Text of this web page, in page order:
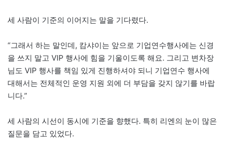
세 사람이 기준의 이어지는 말을 기다렸다.
“그래서 하는 말인데, 캄샤이는 앞으로 기업연수행사에는 신경
을 쓰지 말고 VIP 행사에 힘을 기울이도록 해요. 그리고 변차장
님도 VIP 행사를 책임 있게 진행하셔야 되니 기업연수 행사에
대해서는 전체적인 운영 지원 외에 더 부담을 갖지 않기를 바랍
니다.”
세 사람의 시선이 동시에 기준을 향했다. 특히 리엔의 눈이 많은
질문을 담고 있었다.